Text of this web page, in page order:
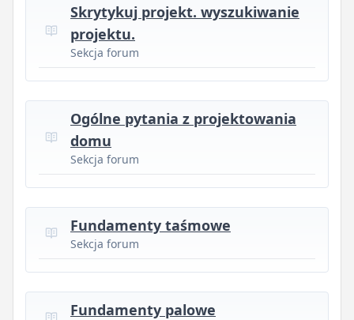
Skrytykuj projekt. wyszukiwanie
projektu.
Sekcja forum
Ogólne pytania z projektowania
domu
Sekcja forum
Fundamenty taśmowe
Sekcja forum
Fundamenty palowe